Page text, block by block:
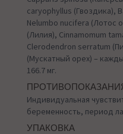
caryophyllus (Гвоздика),
Nelumbo nucifera (Лотос
(Лилия), Cinnamomum
Clerodendron serratum
(Мускатный орех) –
166.7 мг.
Индивидуальная
беременность, период
УПАКОВКА